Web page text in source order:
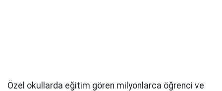
Özel okullarda eğitim gören milyonlarca öğrenci ve